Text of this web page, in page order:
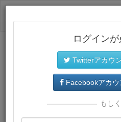
プレミアム会員では、教材がダ
再生環境が提供されます。
ログイン
Twitterアカウ
Facebookアカウ
もし